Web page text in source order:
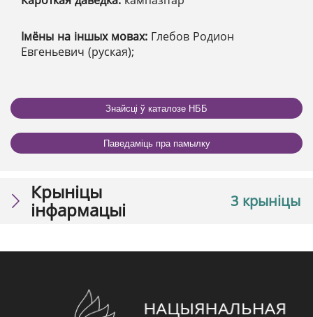
Імёны на іншых мовах: Глебов Родион
Евгеньевич (руская);
Знайсці ў каталозе НББ
Паведаміць пра памылку
3 крыніцы
Крыніцы
інфармацыі